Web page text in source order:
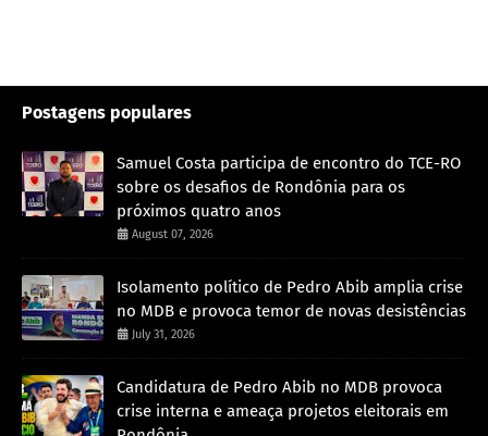
Postagens populares
Samuel Costa participa de encontro do TCE-RO
sobre os desafios de Rondônia para os
próximos quatro anos
August 07, 2026
Isolamento político de Pedro Abib amplia crise
no MDB e provoca temor de novas desistências
July 31, 2026
Candidatura de Pedro Abib no MDB provoca
crise interna e ameaça projetos eleitorais em